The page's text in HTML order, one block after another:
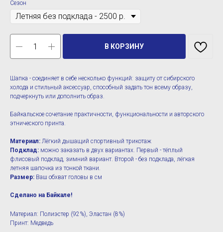
Сезон
В КОРЗИНУ
Шапка - соединяет в себе несколько функций: защиту от сибирского
холода и стильный аксессуар, способный задать тон всему образу,
подчеркнуть или дополнить образ.
Байкальское сочетание практичности, функциональности и авторского
этнического принта.
Материал: Лёгкий дышащий спортивный трикотаж
Подклад: можно заказать в двух вариантах. Первый - тёплый
флисовый подклад, зимний вариант. Второй - без подклада, лёгкая
летняя шапочка из тонкой ткани.
Размер: Ваш обхват головы в см
Сделано на Байкале!
Материал: Полиэстер (92%), Эластан (8%)
Принт: Медведь